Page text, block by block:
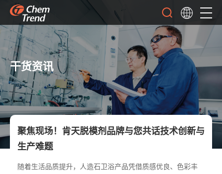
干货资讯
聚焦现场！肯天脱模剂品牌与您共话技术创新与
生产难题
随着生活品质提升，人造石卫浴产品凭借质感优良、色彩丰